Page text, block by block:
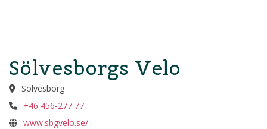
Sölvesborgs Velo
Sölvesborg
+46 456-277 77
www.sbgvelo.se/